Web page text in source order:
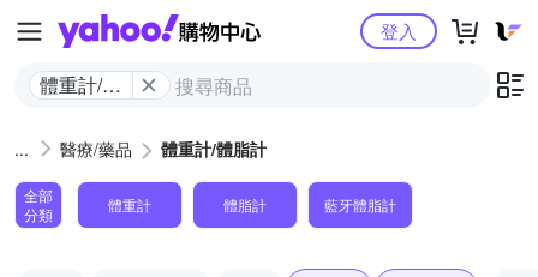
Yahoo購物中心
體重計/體
登入
醫療/藥品 體重計/體脂計
全部
分類
體重計 體脂計 藍牙體脂計